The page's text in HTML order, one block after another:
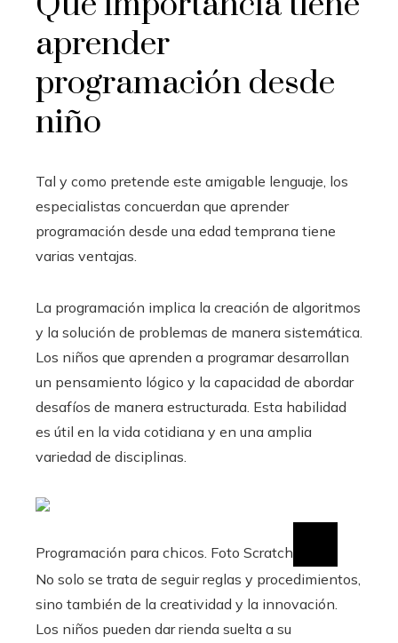
aprender
programación desde
niño
Tal y como pretende este amigable lenguaje, los
especialistas concuerdan que aprender
programación desde una edad temprana tiene
varias ventajas.
La programación implica la creación de algoritmos
y la solución de problemas de manera sistemática.
Los niños que aprenden a programar desarrollan
un pensamiento lógico y la capacidad de abordar
desafíos de manera estructurada. Esta habilidad
es útil en la vida cotidiana y en una amplia
variedad de disciplinas.
Programación para chicos. Foto Scratch
No solo se trata de seguir reglas y procedimientos,
sino también de la creatividad y la innovación.
Los niños pueden dar rienda suelta a su